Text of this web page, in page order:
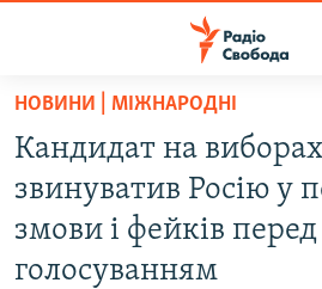
Перейти
основного
матеріалу
до
основної
РАДІО СВОБОДА – 70 РОКІВ
ВСЕ ЗА ДОБУ
СТАТТІ
НОВИНИ | МІЖНАРОДНІ
Кандидат на
звинуватив Росію у
змови і фейків перед
голосуванням